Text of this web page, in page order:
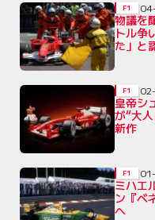
物議を
トル争
た」と
F1
皇帝シ
が“大
新作
F1
ミハエ
ン『ベ
へ
F1